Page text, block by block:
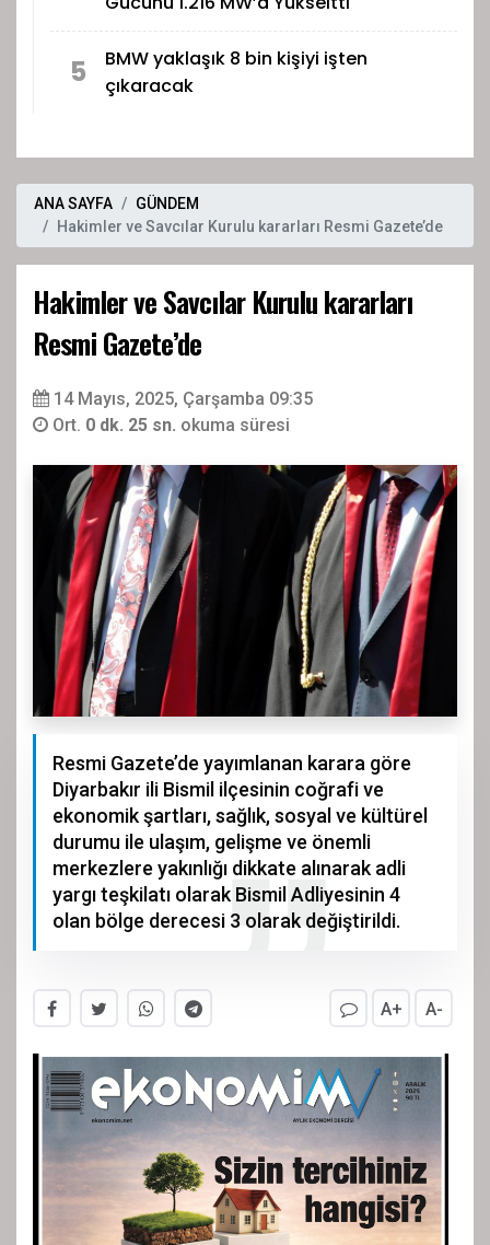
5
BMW yaklaşık 8 bin kişiyi işten
çıkaracak
ANA SAYFA
GÜNDEM
Hakimler ve Savcılar Kurulu kararları Resmi Gazete’de
Hakimler ve Savcılar Kurulu kararları
Resmi Gazete’de
14 Mayıs, 2025, Çarşamba 09:35
Ort. 0 dk. 25 sn. okuma süresi
Resmi Gazete’de yayımlanan karara göre
Diyarbakır ili Bismil ilçesinin coğrafi ve
ekonomik şartları, sağlık, sosyal ve kültürel
durumu ile ulaşım, gelişme ve önemli
merkezlere yakınlığı dikkate alınarak adli
yargı teşkilatı olarak Bismil Adliyesinin 4
olan bölge derecesi 3 olarak değiştirildi.
A+ A-